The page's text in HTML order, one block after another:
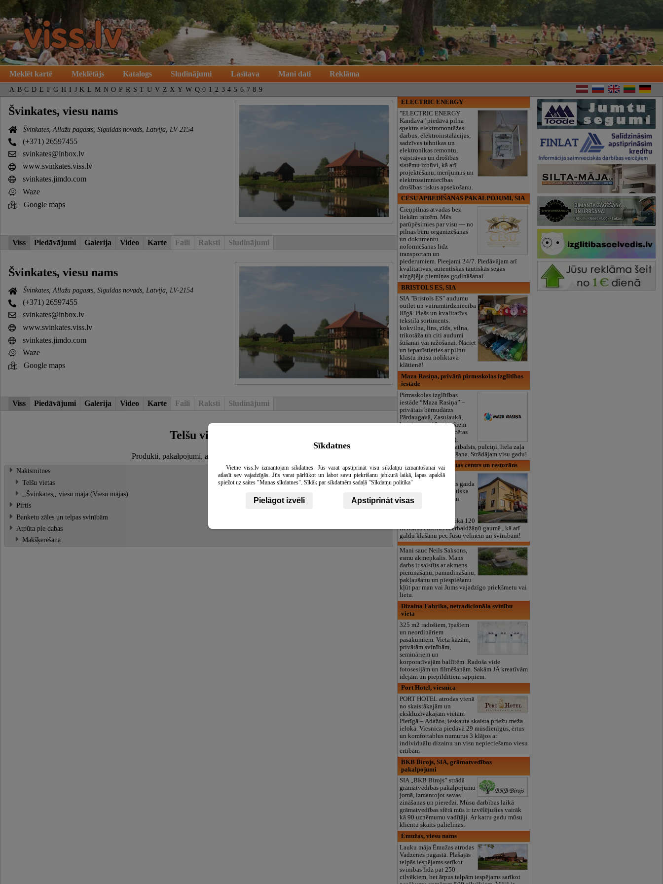
Meklēt kartē Meklētājs Katalogs Sludinājumi Lasītava Mani dati Reklāma
A B C D E F G H I J K L M N O P R S T U V Z X Y W Q 0 1 2 3 4 5 6 7 8 9
Švinkates, viesu nams
Švinkates, Allažu pagasts, Siguldas novads, Latvija, LV-2154
(+371) 26597455
svinkates@inbox.lv
www.svinkates.viss.lv
svinkates.jimdo.com
Waze
Google maps
Viss Piedāvājumi Galerija Video Karte Faili Raksti Sludinājumi
Švinkates, viesu nams
Švinkates, Allažu pagasts, Siguldas novads, Latvija, LV-2154
(+371) 26597455
svinkates@inbox.lv
www.svinkates.viss.lv
svinkates.jimdo.com
Waze
Google maps
Viss Piedāvājumi Galerija Video Karte Faili Raksti Sludinājumi
Telšu vietas
Produkti, pakalpojumi, atslēgvārdi, nozares
Naktsmītnes
Telšu vietas
,,Švinkates,, viesu māja (Viesu mājas)
Pirtis
Skatīt vairāk
Banketu zāles un telpas svinībām
Atpūta pie dabas
Makšķerēšana
ELECTRIC ENERGY
"ELECTRIC ENERGY
Kandava" piedāvā pilna
spektra elektromontāžas
darbus, elektroinstalācijas,
sadzīves tehnikas un
elektronikas remontu,
vājstrāvas un drošības
sistēmu izbūvi, kā arī
projektēšanu, mērījumus un
elektrosaimniecības
drošības riskus apsekošanu.
CĒSU APBEDĪŠANAS PAKALPOJUMI, SIA
Cieņpilnas atvadas bez
liekām raizēm. Mēs
parūpēsimies par visu — no
pilnas bēru organizēšanas
un dokumentu
noformēšanas līdz
transportam un
piederumiem. Pieejami 24/7. Piedāvājam arī
kvalitatīvas, autentiskas tautiskās segas
aizgājēja piemiņas godināšanai.
BRISTOLS ES, SIA
SIA "Bristols ES" audumu
outlet un vairumtirdzniecība
Rīgā. Plašs un kvalitatīvs
tekstila sortiments:
kokvilna, lins, zīds, vilna,
trikotāža un citi audumi
šūšanai vai ražošanai. Nāciet
un iepazīstieties ar pilnu
klāstu mūsu noliktavā
klātienē!
Maza Rasiņa, privātā pirmsskolas izglītības
iestāde
Pirmsskolas izglītības
iestāde “Maza Rasiņa” –
privātais bērnudārzs
Pārdaugavā, Zasulaukā,
bērniem no 10 mēnešiem
līdz 6 gadiem. Licencētas
programmas (LV/RU),
logopēds, speciālais atbalsts, pulciņi, liela zaļa
teritorija un 3x ēdināšana. Strādājam visu gadu!
Azerbaidžāna, atpūtas centrs un restorāns
Restorānā
AZERBAIDŽĀNĀ jūs gaida
gardie ēdieni , romantiska
austruma atmosfēra un
Piedāvājam vairak nekā 120
lieliskus ēdienus azerbaidžāņū gaumē , kā arī
galdu klāšanu pēc Jūsu vēlmēm un svinībam!
Mani sauc Neils Saksons,
esmu akmeņkalis. Mans
darbs ir saistīts ar akmens
pierunāšanu, pamudināšanu,
pakļaušanu un piespiešanu
kļūt par man vai Jums vajadzīgo priekšmetu vai
lietu.
Dizaina Fabrika, netradicionāla svinību
vieta
325 m2 radošiem, īpašiem
un neordināriem
pasākumiem. Vieta kāzām,
privātām svinībām,
semināriem un
korporatīvajām ballītēm. Radoša vide
fotosesijām un filmēšanām. Sakām JĀ kreatīvām
idejām un piepildītiem sapņiem.
Port Hotel, viesnīca
PORT HOTEL atrodas vienā
no skaistākajām un
ekskluzīvākajām vietām
Pierīgā – Ādažos, ieskauta skaista priežu meža
ielokā. Viesnīca piedāvā 29 mūsdienīgus, ērtus
un komfortablus numurus 3 klājos ar
individuālu dizainu un visu nepieciešamo viesu
ērtībām
BKB Birojs, SIA, grāmatvedības
pakalpojumi
SIA „BKB Birojs” strādā
grāmatvedības pakalpojumu
jomā, izmantojot savas
zināšanas un pieredzi. Mūsu darbības laikā
grāmatvedības sfērā mūs ir izvēlējušies vairāk
kā 90 uzņēmumu vadītāji. Ar katru gadu mūsu
klientu skaits palielinās.
Ēmužas, viesu nams
Lauku māja Ēmužas atrodas
Vadzenes pagastā. Plašajās
telpās iespējams sarīkot
svinības līdz pat 250
cilvēkiem, bet ārpus telpām iespējams sarīkot
Sīkdatnes
Vietne viss.lv izmantojam sīkdatnes. Jūs varat apstiprināt visu sīkdatņu izmantošanai vai
atlasīt sev vajadzīgās. Jūs varat pārlūkot un labot savu piekrišanu jebkurā laikā, lapas apakšā
spiežot uz saites "Manas sīkdatnes". Sīkāk par sīkdatnēm sadaļā "Sīkdatņu politika"
Pielāgot izvēli Apstiprināt visas